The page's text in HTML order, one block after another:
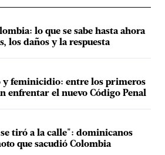
lo que se sabe hasta ahora
los daños y la respuesta
y feminicidio: entre los primeros
enfrentar el nuevo Código Penal
tiró a la calle": dominicanos
que sacudió Colombia